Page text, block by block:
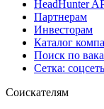
HeadHunter
Партнерам
Инвесторам
Каталог
Поиск по
Сетка:
Соискателям